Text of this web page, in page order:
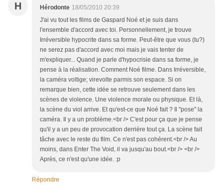
H Hérodonte 18/05/2010 20:39
J'ai vu tout les films de Gaspard Noé et je suis dans
l'ensemble d'accord avec toi. Personnellement, je trouve
Irréversible hypocrite dans sa forme. Peut-être que vous (tu?)
ne serez pas d'accord avec moi mais je vais tenter de
m'expliquer... Quand je parle d'hypocrisie dans sa forme, je
pense à la réalisation. Comment Noé filme. Dans Irréversible,
la caméra voltige; virevolte parmis son espace. Si on
remarque bien, cette idée se retrouve seulement dans les
scènes de violence. Une violence morale ou physique. Et là,
la scène du viol arrive. Et qu'est-ce que Noé fait ? Il "pose" la
caméra. Il y a un problème.<br /> C'est pour ça que je pense
qu'il y a un peu de provocation derrière tout ça. La scène fait
tâche avec le reste du film. Ce n'est pas cohérent.<br /> Au
moins, dans Enter The Void, il va jusqu'au bout.<br /> <br />
Après, ce n'est qu'une idée. :p
Répondre